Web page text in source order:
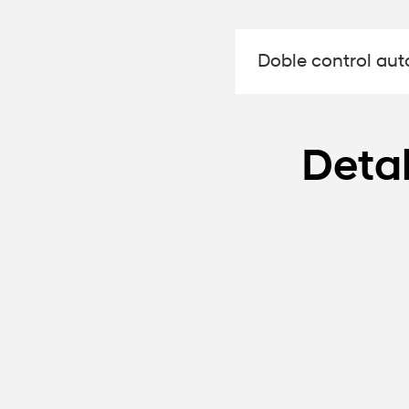
Doble control